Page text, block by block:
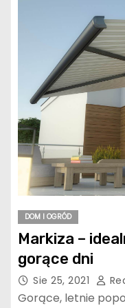
DOM I OGRÓD
Markiza –
gorące dni
Sie 25, 2021
Gorące, letnie